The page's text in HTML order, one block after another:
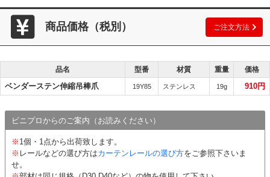
商品価格（税別） ご注文方法
品名 型番 材質 重量 価格
ベンダーステン伸縮吊棒爪 19Y85 ステンレス 19g 910円
ビニプロからのご案内（お読みください）
※ 1個・1点から出荷致します。
※ レールなどの選び方はカーテンレールの選び方をご参照下さいま
せ。